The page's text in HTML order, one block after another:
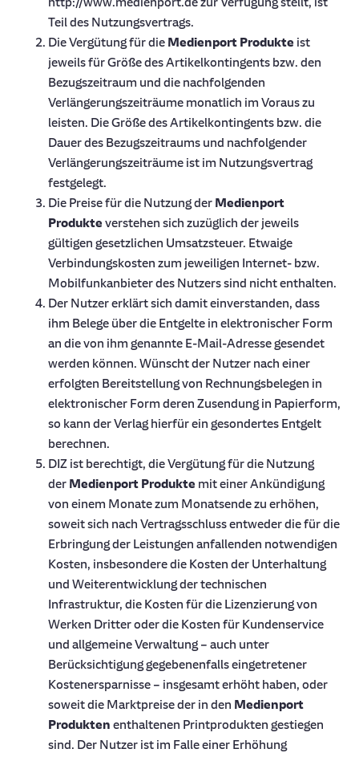
Teil des Nutzungsvertrags.
Die Vergütung für die Medienport Produkte ist
jeweils für Größe des Artikelkontingents bzw. den
Bezugszeitraum und die nachfolgenden
Verlängerungszeiträume monatlich im Voraus zu
leisten. Die Größe des Artikelkontingents bzw. die
Dauer des Bezugszeitraums und nachfolgender
Verlängerungszeiträume ist im Nutzungsvertrag
festgelegt.
Die Preise für die Nutzung der Medienport
Produkte verstehen sich zuzüglich der jeweils
gültigen gesetzlichen Umsatzsteuer. Etwaige
Verbindungskosten zum jeweiligen Internet- bzw.
Mobilfunkanbieter des Nutzers sind nicht enthalten.
Der Nutzer erklärt sich damit einverstanden, dass
ihm Belege über die Entgelte in elektronischer Form
an die von ihm genannte E-Mail-Adresse gesendet
werden können. Wünscht der Nutzer nach einer
erfolgten Bereitstellung von Rechnungsbelegen in
elektronischer Form deren Zusendung in Papierform,
so kann der Verlag hierfür ein gesondertes Entgelt
berechnen.
DIZ ist berechtigt, die Vergütung für die Nutzung
der Medienport Produkte mit einer Ankündigung
von einem Monate zum Monatsende zu erhöhen,
soweit sich nach Vertragsschluss entweder die für die
Erbringung der Leistungen anfallenden notwendigen
Kosten, insbesondere die Kosten der Unterhaltung
und Weiterentwicklung der technischen
Infrastruktur, die Kosten für die Lizenzierung von
Werken Dritter oder die Kosten für Kundenservice
und allgemeine Verwaltung – auch unter
Berücksichtigung gegebenenfalls eingetretener
Kostenersparnisse – insgesamt erhöht haben, oder
soweit die Marktpreise der in den Medienport
Produkten enthaltenen Printprodukten gestiegen
sind. Der Nutzer ist im Falle einer Erhöhung